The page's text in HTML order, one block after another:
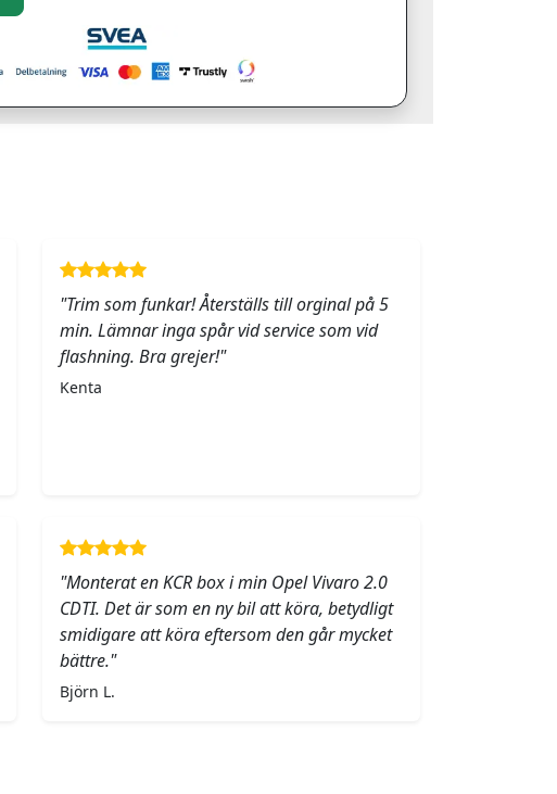
"Trim som funkar! Återställs till orginal på 5
min. Lämnar inga spår vid service som vid
flashning. Bra grejer!"
Kenta
"Monterat en KCR box i min Opel Vivaro 2.0
CDTI. Det är som en ny bil att köra, betydligt
smidigare att köra eftersom den går mycket
bättre."
Björn L.